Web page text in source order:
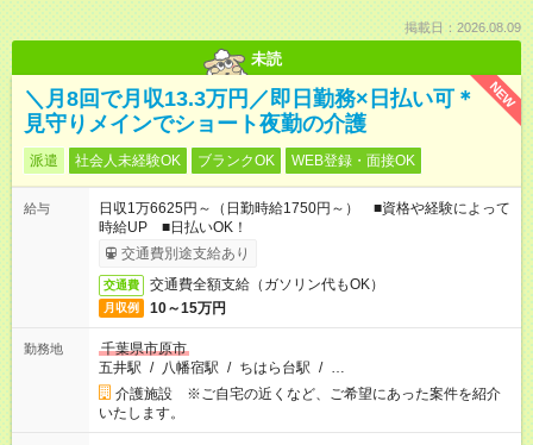
掲載日：2026.08.09
未読
NEW
＼月8回で月収13.3万円／即日勤務×日払い可＊
見守りメインでショート夜勤の介護
派遣 社会人未経験OK ブランクOK WEB登録・面接OK
給与
日収1万6625円～（日勤時給1750円～） ■資格や経験によって
時給UP ■日払いOK！
交通費別途支給あり
交通費 交通費全額支給（ガソリン代もOK）
月収例 10～15万円
勤務地
千葉県市原市
五井駅 / 八幡宿駅 / ちはら台駅 / …
介護施設 ※ご自宅の近くなど、ご希望にあった案件を紹介
いたします。